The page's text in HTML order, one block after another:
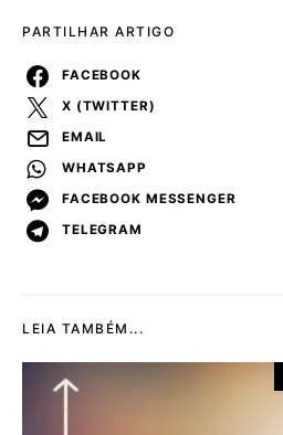
PARTILHAR ARTIGO
FACEBOOK
X (TWITTER)
EMAIL
WHATSAPP
FACEBOOK MESSENGER
TELEGRAM
LEIA TAMBÉM...